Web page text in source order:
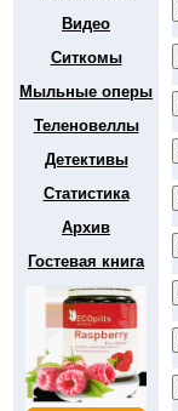
Видео
Ситкомы
Мыльные оперы
Теленовеллы
Детективы
Статистика
Архив
Гостевая книга